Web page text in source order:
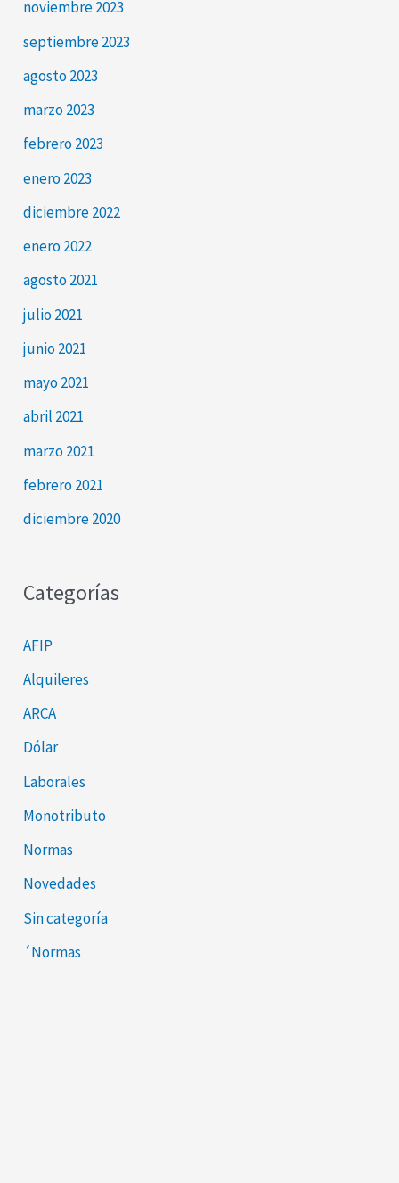
noviembre 2023
septiembre 2023
agosto 2023
marzo 2023
febrero 2023
enero 2023
diciembre 2022
enero 2022
agosto 2021
julio 2021
junio 2021
mayo 2021
abril 2021
marzo 2021
febrero 2021
diciembre 2020
Categorías
AFIP
Alquileres
ARCA
Dólar
Laborales
Monotributo
Normas
Novedades
Sin categoría
´Normas